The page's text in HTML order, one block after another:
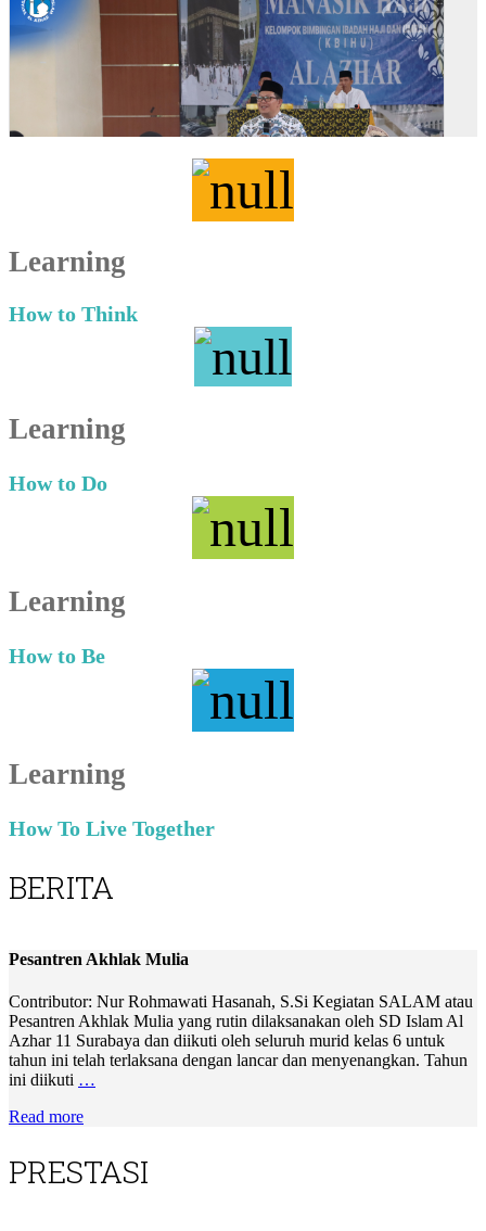
Learning
How to Think
Learning
How to Do
Learning
How to Be
Learning
How To Live Together
BERITA
Pesantren Akhlak Mulia
Contributor: Nur Rohmawati Hasanah, S.Si Kegiatan SALAM atau
Pesantren Akhlak Mulia yang rutin dilaksanakan oleh SD Islam Al
Azhar 11 Surabaya dan diikuti oleh seluruh murid kelas 6 untuk
tahun ini telah terlaksana dengan lancar dan menyenangkan. Tahun
ini diikuti …
Read more
PRESTASI